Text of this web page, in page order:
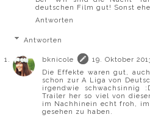
deutschen Film gut! Sonst
Antworten
Antworten
bknicole
19. Oktober
Die Effekte waren gut,
schon zur A Liga von
irgendwie schwachsinnig
Trailer her so viel von
im Nachhinein echt froh,
gesehen zu haben.